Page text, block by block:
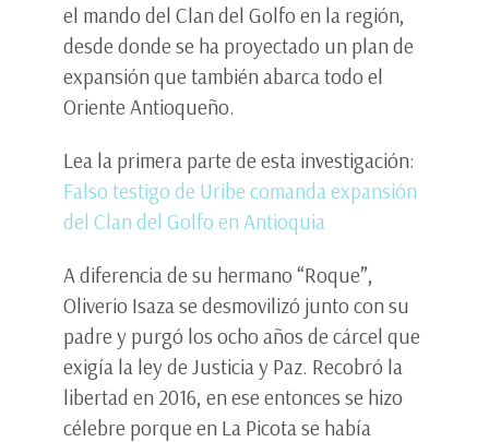
el mando del Clan del Golfo en la región,
desde donde se ha proyectado un plan de
expansión que también abarca todo el
Oriente Antioqueño.
Lea la primera parte de esta investigación:
Falso testigo de Uribe comanda expansión
del Clan del Golfo en Antioquia
A diferencia de su hermano “Roque”,
Oliverio Isaza se desmovilizó junto con su
padre y purgó los ocho años de cárcel que
exigía la ley de Justicia y Paz. Recobró la
libertad en 2016, en ese entonces se hizo
célebre porque en La Picota se había